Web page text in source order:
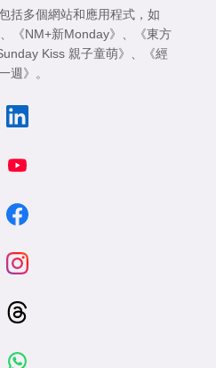
括多個網站和應用程式，如
《NM+新Monday》
《東方
Kiss 親子童萌》
《經
週》
。